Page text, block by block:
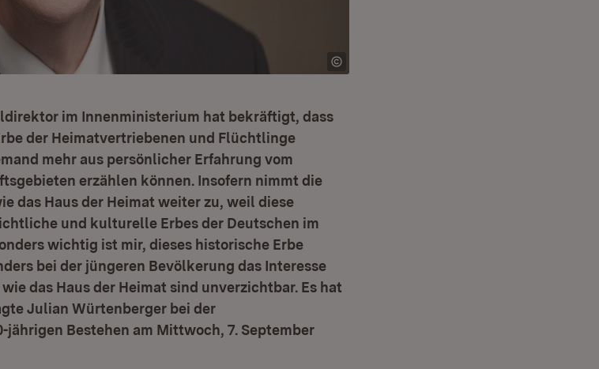
im Innenministerium hat bekräftigt, dass
der Heimatvertriebenen und Flüchtlinge
mehr aus persönlicher Erfahrung vom
erzählen können. Insofern nimmt die
das Haus der Heimat weiter zu, weil diese
und kulturelle Erbes der Deutschen im
wichtig ist mir, dieses historische Erbe
bei der jüngeren Bevölkerung das Interesse
das Haus der Heimat sind unverzichtbar. Es hat
Julian Würtenberger bei der
Bestehen am Mittwoch, 7. September